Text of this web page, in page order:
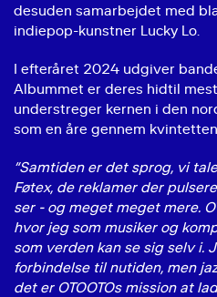
desuden samarbejdet med
indiepop-kunstner Lucky Lo.
I efteråret 2024 udgiver
Albummet er deres hidtil
understreger kernen i den
som en åre gennem
“Samtiden er det sprog, vi
Føtex, de reklamer der
ser - og meget meget mere.
hvor jeg som musiker og
som verden kan se sig selv i.
forbindelse til nutiden, men
det er OTOOTOs mission at